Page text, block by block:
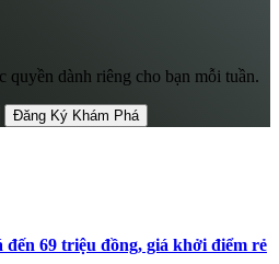
quyền dành riêng cho bạn mỗi tuần.
Đăng Ký Khám Phá
69 triệu đồng, giá khởi điểm rẻ